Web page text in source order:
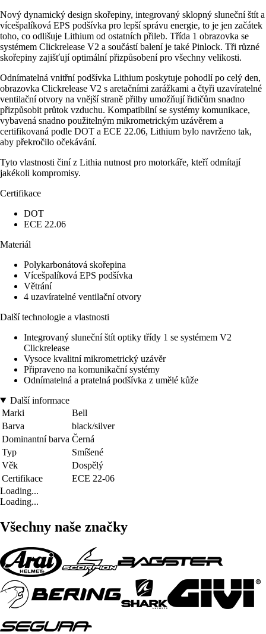
Nový dynamický design skořepiny, integrovaný sklopný sluneční štít a
vícešpalíková EPS podšívka pro lepší správu energie, to je jen začátek
toho, co odlišuje Lithium od ostatních přileb. Třída 1 obrazovka se
systémem Clickrelease V2 a součástí balení je také Pinlock. Tři různé
skořepiny zajišťují optimální přizpůsobení pro všechny velikosti.
Odnímatelná vnitřní podšívka Lithium poskytuje pohodlí po celý den,
obrazovka Clickrelease V2 s aretačními zarážkami a čtyři uzavíratelné
ventilační otvory na vnější straně přilby umožňují řidičům snadno
přizpůsobit průtok vzduchu. Kompatibilní se systémy komunikace,
vybavená snadno použitelným mikrometrickým uzávěrem a
certifikovaná podle DOT a ECE 22.06, Lithium bylo navrženo tak,
aby překročilo očekávání.
Tyto vlastnosti činí z Lithia nutnost pro motorkáře, kteří odmítají
jakékoli kompromisy.
Certifikace
DOT
ECE 22.06
Materiál
Polykarbonátová skořepina
Vícešpalíková EPS podšívka
Větrání
4 uzavíratelné ventilační otvory
Další technologie a vlastnosti
Integrovaný sluneční štít optiky třídy 1 se systémem V2
Clickrelease
Vysoce kvalitní mikrometrický uzávěr
Připraveno na komunikační systémy
Odnímatelná a pratelná podšívka z umělé kůže
Další informace
Marki
Bell
Barva
black/silver
Dominantní barva Černá
Typ
Smíšené
Věk
Dospělý
Certifikace
ECE 22-06
Loading...
Loading...
Všechny naše značky